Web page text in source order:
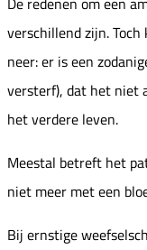
verschillend zijn.
neer: er is een
versterf), dat het niet
het verdere leven.
Meestal betreft het
niet meer met een
Bij ernstige